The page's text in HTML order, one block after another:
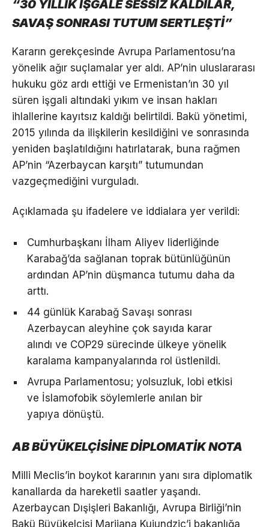
“30 YILLIK İŞGALE SESSİZ KALDILAR,
SAVAŞ SONRASI TUTUM SERTLEŞTİ”
Kararın gerekçesinde Avrupa Parlamentosu’na
yönelik ağır suçlamalar yer aldı. AP’nin uluslararası
hukuku göz ardı ettiği ve Ermenistan’ın 30 yıl
süren işgali altındaki yıkım ve insan hakları
ihlallerine kayıtsız kaldığı belirtildi. Bakü yönetimi,
2015 yılında da ilişkilerin kesildiğini ve sonrasında
yeniden başlatıldığını hatırlatarak, buna rağmen
AP’nin “Azerbaycan karşıtı” tutumundan
vazgeçmediğini vurguladı.
Açıklamada şu ifadelere ve iddialara yer verildi:
Cumhurbaşkanı İlham Aliyev liderliğinde
Karabağ’da sağlanan toprak bütünlüğünün
ardından AP’nin düşmanca tutumu daha da
arttı.
44 günlük Karabağ Savaşı sonrası
Azerbaycan aleyhine çok sayıda karar
alındı ve COP29 sürecinde ülkeye yönelik
karalama kampanyalarında rol üstlenildi.
Avrupa Parlamentosu; yolsuzluk, lobi etkisi
ve İslamofobik söylemlerle anılan bir
yapıya dönüştü.
AB BÜYÜKELÇİSİNE DİPLOMATİK NOTA
Milli Meclis’in boykot kararının yanı sıra diplomatik
kanallarda da hareketli saatler yaşandı.
Azerbaycan Dışişleri Bakanlığı, Avrupa Birliği’nin
Bakü Büyükelçisi Marijana Kujundzic’i bakanlığa